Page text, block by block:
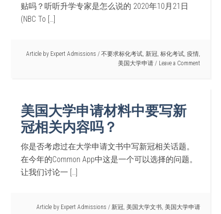
贴吗？听听升学专家是怎么说的 2020年10月21日
(NBC To […]
Article by Expert Admissions / 不要求标化考试, 新冠, 标化考试, 疫情,
美国大学申请
Leave a Comment
美国大学申请材料中要写新
冠相关内容吗？
你是否考虑过在大学申请文书中写新冠相关话题。
在今年的Common App中这是一个可以选择的问题。
让我们讨论一 […]
Article by Expert Admissions / 新冠, 美国大学文书, 美国大学申请